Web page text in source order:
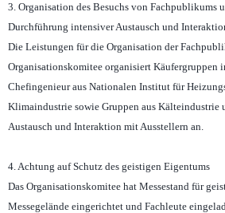
3. Organisation des Besuchs von Fachpublikums
Durchführung intensiver Austausch und
Die Leistungen für die Organisation der
Organisationskomitee organisiert Käufergruppen
Chefingenieur aus Nationalen Institut für
Klimaindustrie sowie Gruppen aus Kälteindustrie
Austausch und Interaktion mit Ausstellern an.
4. Achtung auf Schutz des geistigen Eigentums
Das Organisationskomitee hat Messestand für
Messegelände eingerichtet und Fachleute